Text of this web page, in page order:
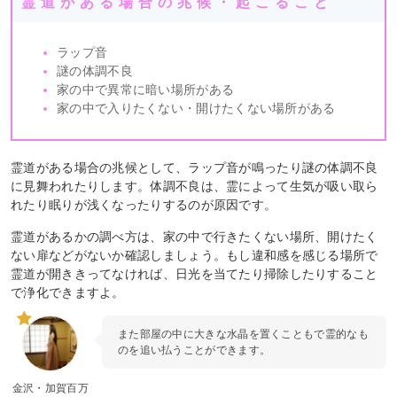
ラップ音
謎の体調不良
家の中で異常に暗い場所がある
家の中で入りたくない・開けたくない場所がある
霊道がある場合の兆候として、ラップ音が鳴ったり謎の体調不良
に見舞われたりします。体調不良は、霊によって生気が吸い取ら
れたり眠りが浅くなったりするのが原因です。
霊道があるかの調べ方は、家の中で行きたくない場所、開けたく
ない扉などがないか確認しましょう。もし違和感を感じる場所で
霊道が開ききってなければ、日光を当てたり掃除したりすること
で浄化できますよ。
金沢・加賀百万
また部屋の中に大きな水晶を置くこともで霊的なも
のを追い払うことができます。